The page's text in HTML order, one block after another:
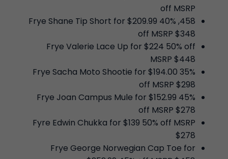
off MSRP
458, Frye Shane Tip Short for $209.99 40%
off MSRP $348
Frye Valerie Lace Up for $224 50% off
MSRP $448
Frye Sacha Moto Shootie for $194.00 35%
off MSRP $298
Frye Joan Campus Mule for $152.99 45%
off MSRP $278
Fyre Edwin Chukka for $139 50% off MSRP
$278
Frye George Norwegian Cap Toe for